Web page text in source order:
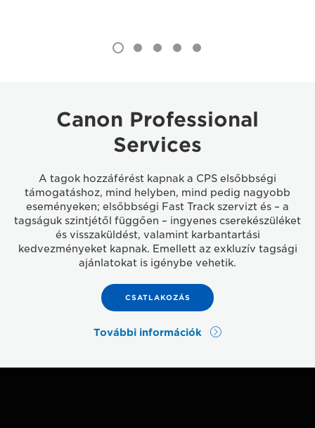
Canon Professional
Services
A tagok hozzáférést kapnak a CPS elsőbbségi
támogatáshoz, mind helyben, mind pedig nagyobb
eseményeken; elsőbbségi Fast Track szervizt és – a
tagságuk szintjétől függően – ingyenes cserekészüléket
és visszaküldést, valamint karbantartási
kedvezményeket kapnak. Emellett az exkluzív tagsági
ajánlatokat is igénybe vehetik.
CSATLAKOZÁS
További információk